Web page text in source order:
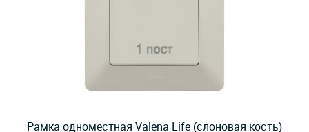
Рамка одноместная Valena Life (слоновая кость)